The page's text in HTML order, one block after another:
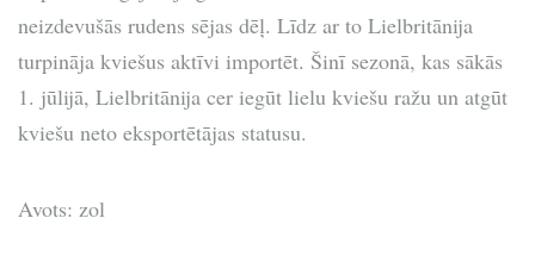
neizdevušās rudens sējas dēļ. Līdz ar to Lielbritānija
turpināja kviešus aktīvi importēt. Šinī sezonā, kas sākās
1. jūlijā, Lielbritānija cer iegūt lielu kviešu ražu un atgūt
kviešu neto eksportētājas statusu.
Avots: zol